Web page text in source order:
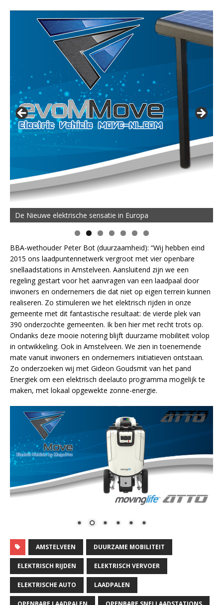
De Nieuwe elektrische sensatie in Europa
BBA-wethouder Peter Bot (duurzaamheid): “Wij hebben eind
2015 ons laadpuntennetwerk vergroot met vier openbare
snellaadstations in Amstelveen. Aansluitend zijn we een
regeling gestart voor het aanvragen van een laadpaal door
inwoners en ondernemers die dat niet op eigen terrein kunnen
realiseren. Zo stimuleren we het elektrisch rijden in onze
gemeente met dit fantastische resultaat: de vierde plek van
390 onderzochte gemeenten. Ik ben hier met recht trots op.
Ondanks deze mooie notering blijft duurzame mobiliteit volop
in ontwikkeling. Ook in Amstelveen. We zien in toenemende
mate vanuit inwoners en ondernemers initiatieven ontstaan.
Zo onderzoeken wij met Gideon Goudsmit van het pand
Energiek om een elektrisch deelauto programma mogelijk te
maken, met lokaal opgewekte zonne-energie.
AMSTELVEEN DUURZAME MOBILITEIT
ELEKTRISCH RIJDEN ELEKTRISCH VERVOER
ELEKTRISCHE AUTO LAADPALEN